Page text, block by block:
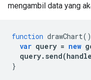
mengambil data yang
function drawChart()
var query = new
query. send(
}